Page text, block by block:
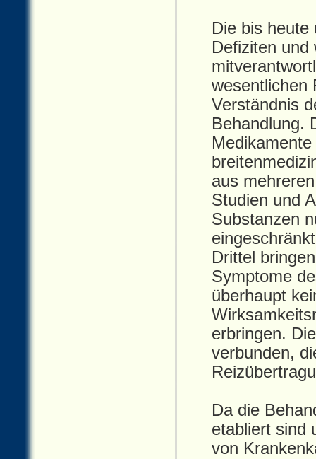
Die bis heute
Defiziten und
wesentlichen
Verständnis
Behandlung.
aus
Studien und
Substanzen
Drittel
Symptome
überhaupt
erbringen.
verbunden,
Da die
etabliert sind
von